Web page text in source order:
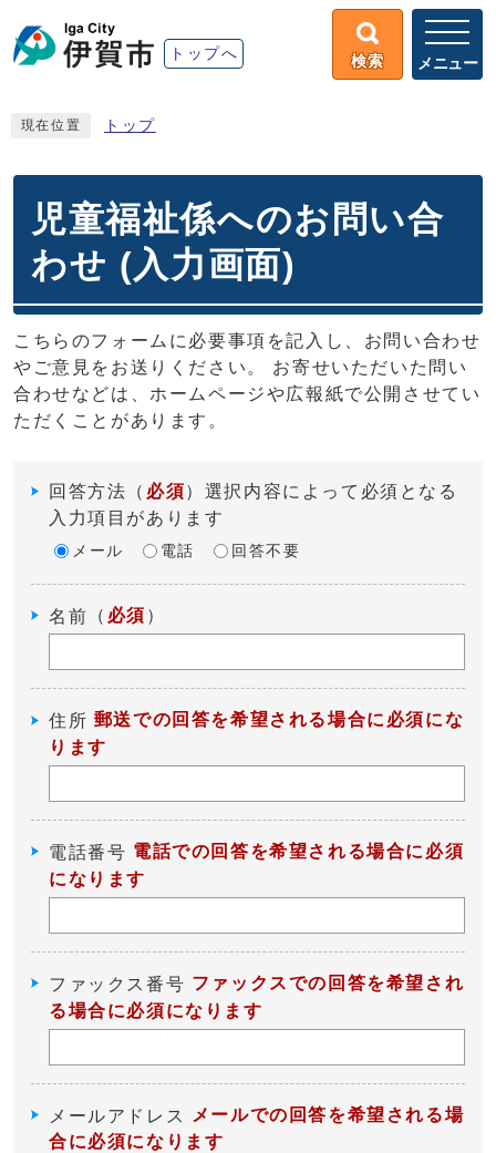
トップへ 検索 メニュー
現在位置 トップ
児童福祉係へのお問い合
わせ (入力画面)
こちらのフォームに必要事項を記入し、お問い合わせ
やご意見をお送りください。 お寄せいただいた問い
合わせなどは、ホームページや広報紙で公開させてい
ただくことがあります。
回答方法 （ 必須）選択内容によって必須となる
入力項目があります
メール 電話 回答不要
名前 （ 必須 ）
住所 郵送での回答を希望される場合に必須にな
ります
電話番号 電話での回答を希望される場合に必須
になります
ファックス番号 ファックスでの回答を希望され
る場合に必須になります
メールアドレス
メールでの回答を希望される場
合に必須になります